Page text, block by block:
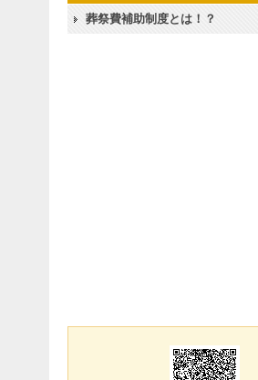
葬祭費補助制度とは！？